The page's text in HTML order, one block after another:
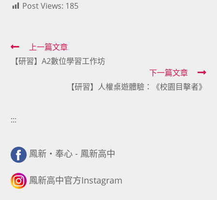
Post Views: 185
Read
more
上一篇文章
【研習】A2數位學習工作坊
下一篇文章
【研習】人權桌遊體驗：《校園目擊者》
:::
鳳新・奉心 - 鳳新高中
鳳新高中官方Instagram